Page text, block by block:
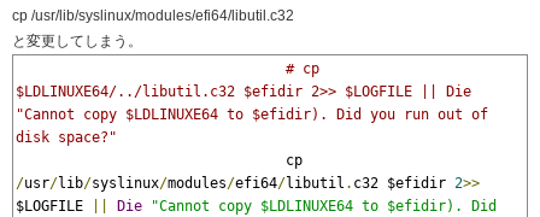
cp /usr/lib/syslinux/modules/efi64/libutil.c32
と変更してしまう。
# cp
$LDLINUXE64/../libutil.c32 $efidir 2>> $LOGFILE || Die
"Cannot copy $LDLINUXE64 to $efidir). Did you run out of
disk space?"
/usr/lib/syslinux/modules/efi64/libutil . c32 $efidir 2>>
$LOGFILE
Die
"Cannot copy $LDLINUXE64 to $efidir). Did